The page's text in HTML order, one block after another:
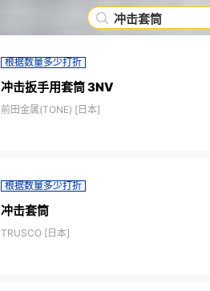
冲击套筒
根据数量多少打折
冲击扳手用套筒 3NV
前田金属(TONE) [日本]
根据数量多少打折
冲击套筒
TRUSCO [日本]